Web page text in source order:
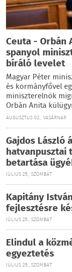
Ceuta - Orbán
spanyol
bíráló levelet
Magyar Péter
és kormányfővel
miniszterelnök
Orbán Anita
AUGUSZTUS 02., VASÁRNAP
Gajdos
hatvanpusztai
betartása
JÚLIUS 25., SZOMBAT
Kapitány
fejlesztésre
JÚLIUS 25., SZOMBAT
Elindul a
egyeztetés
JÚLIUS 25., SZOMBAT